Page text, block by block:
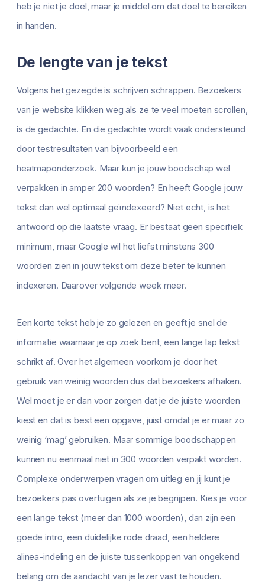
heb je niet je doel, maar je middel om dat doel te bereiken
in handen.
De lengte van je tekst
Volgens het gezegde is schrijven schrappen. Bezoekers
van je website klikken weg als ze te veel moeten scrollen,
is de gedachte. En die gedachte wordt vaak ondersteund
door testresultaten van bijvoorbeeld een
heatmaponderzoek. Maar kun je jouw boodschap wel
verpakken in amper 200 woorden? En heeft Google jouw
tekst dan wel optimaal geïndexeerd? Niet echt, is het
antwoord op die laatste vraag. Er bestaat geen specifiek
minimum, maar Google wil het liefst minstens 300
woorden zien in jouw tekst om deze beter te kunnen
indexeren. Daarover volgende week meer.
Een korte tekst heb je zo gelezen en geeft je snel de
informatie waarnaar je op zoek bent, een lange lap tekst
schrikt af. Over het algemeen voorkom je door het
gebruik van weinig woorden dus dat bezoekers afhaken.
Wel moet je er dan voor zorgen dat je de juiste woorden
kiest en dat is best een opgave, juist omdat je er maar zo
weinig ‘mag’ gebruiken. Maar sommige boodschappen
kunnen nu eenmaal niet in 300 woorden verpakt worden.
Complexe onderwerpen vragen om uitleg en jij kunt je
bezoekers pas overtuigen als ze je begrijpen. Kies je voor
een lange tekst (meer dan 1000 woorden), dan zijn een
goede intro, een duidelijke rode draad, een heldere
alinea-indeling en de juiste tussenkoppen van ongekend
belang om de aandacht van je lezer vast te houden.